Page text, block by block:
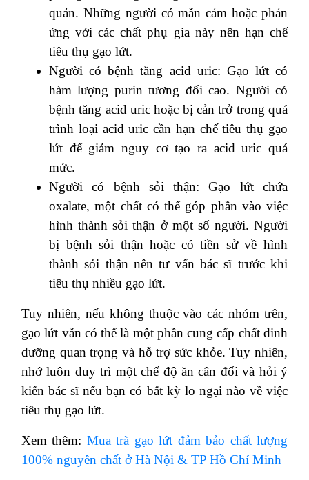
quản. Những người có mẫn cảm hoặc phản
ứng với các chất phụ gia này nên hạn chế
tiêu thụ gạo lứt.
Người có bệnh tăng acid uric: Gạo lứt có
hàm lượng purin tương đối cao. Người có
bệnh tăng acid uric hoặc bị cản trở trong quá
trình loại acid uric cần hạn chế tiêu thụ gạo
lứt để giảm nguy cơ tạo ra acid uric quá
mức.
Người có bệnh sỏi thận: Gạo lứt chứa
oxalate, một chất có thể góp phần vào việc
hình thành sỏi thận ở một số người. Người
bị bệnh sỏi thận hoặc có tiền sử về hình
thành sỏi thận nên tư vấn bác sĩ trước khi
tiêu thụ nhiều gạo lứt.
Tuy nhiên, nếu không thuộc vào các nhóm trên,
gạo lứt vẫn có thể là một phần cung cấp chất dinh
dưỡng quan trọng và hỗ trợ sức khỏe. Tuy nhiên,
nhớ luôn duy trì một chế độ ăn cân đối và hỏi ý
kiến bác sĩ nếu bạn có bất kỳ lo ngại nào về việc
tiêu thụ gạo lứt.
Xem thêm: Mua trà gạo lứt đảm bảo chất lượng
100% nguyên chất ở Hà Nội & TP Hồ Chí Minh